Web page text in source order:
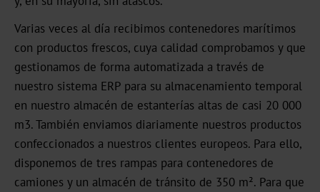
UB
Textured
Graphical
UBH
BBN
MH
Varias veces al día recibimos contenedores marítimos
con productos frescos, cuya calidad comprobamos y que
gestionamos de forma automatizada a través de
nuestro sistema ERP para su almacenamiento temporal
en nuestro almacén de estanterías altas de casi 20 000
m3. También enviamos diariamente nuestros productos
confeccionados a nuestros clientes europeos. Para ello,
disponemos de tres rampas para contenedores de
camiones y un almacén de tránsito de 350 m². Para que